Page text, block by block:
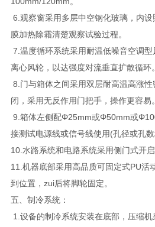
6.观察窗采用多层中空钢化玻璃，内
膜加热除霜清楚观察试验过程。
7.温度循环系统采用耐温低噪音空调
离心风轮，以达强度对流垂直扩散循环。
8.门与箱体之间采用双层耐高温高涨
闭，采用无反作用门把手，操作更容易。
9.箱体左侧配Φ25mm或Φ50mm或
接测试电源线或信号线使用(孔径或孔数
10.水路系统和电路系统采用侧门式开
11.机器底部采用高品质可固定式PU活
到位置，zui后将脚轮固定。
五、制冷系统：
1.设备的制冷系统安装在底部，压缩